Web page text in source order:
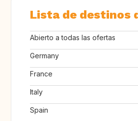
Lista de destinos
Abierto a todas las ofertas
Germany
France
Italy
Spain